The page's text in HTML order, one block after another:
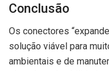
Conclusão
Os conectores
solução viável para
ambientais e de